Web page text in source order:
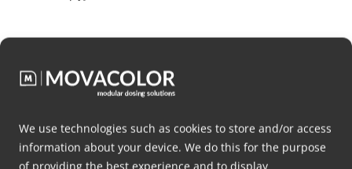
We use technologies such as cookies to store and/or access
information about your device. We do this for the purpose
of providing the best experience and to display
Johan Froentjes
回去